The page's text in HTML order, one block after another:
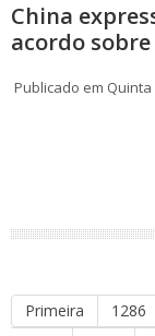
China
acordo
Publicado em Quinta
Primeira 1286